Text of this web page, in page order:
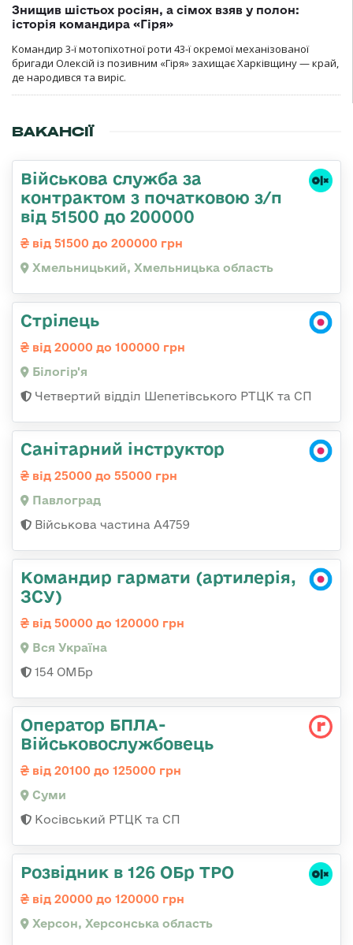
Знищив шістьох росіян, а сімох взяв у полон:
історія командира «Гіря»
Командир 3-ї мотопіхотної роти 43-ї окремої механізованої
бригади Олексій із позивним «Гіря» захищає Харківщину — край,
де народився та виріс.
ВАКАНСІЇ
Військова служба за
контрактом з початковою з/п
від 51500 до 200000
від 51500 до 200000 грн
Хмельницький, Хмельницька область
Стрілець
від 20000 до 100000 грн
Білогір'я
Четвертий відділ Шепетівського РТЦК та СП
Санітарний інструктор
від 25000 до 55000 грн
Павлоград
Військова частина А4759
Командир гармати (артилерія,
ЗСУ)
від 50000 до 120000 грн
Вся Україна
154 ОМБр
Оператор БПЛА-
Військовослужбовець
від 20100 до 125000 грн
Суми
Косівський РТЦК та СП
Розвідник в 126 ОБр ТРО
від 20000 до 120000 грн
Херсон, Херсонська область